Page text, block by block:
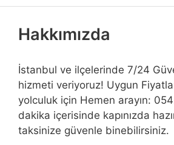
Hakkımızda
İstanbul ve ilçelerinde 7/24
hizmeti veriyoruz! Uygun
yolculuk için Hemen arayın:
dakika içerisinde kapınızda
taksinize güvenle binebilirsiniz.